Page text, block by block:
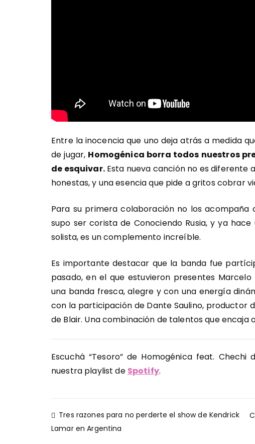
Entre la inocencia que uno deja atrás a medida
de jugar, Homogénica borra todos nuestros
de esquivar.Esta nueva canción no es diferente
honestas, y una esencia que pide a gritos cobrar
Para su primera colaboración no los acompaña
supo ser corista de Conociendo Rusia, y ya
solista, es un complemento increíble.
Es importante destacar que la banda fue
pasado, en el que estuvieron presentes
una banda fresca, alegre y con una energía
con la participación de Dante Saulino, productor
de Blair. Una combinación de talentos que encaja
Escuchá “Tesoro” de Homogénica feat.
nuestra playlist de Spotify.
Navegación
de
Tres razones para no perderte el show de Kendrick
Lamar en Argentina